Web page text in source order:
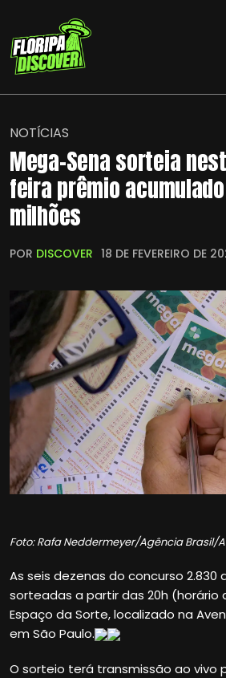
NOTÍCIAS
Mega-Sena sorteia
feira prêmio
milhões
POR DISCOVER 18 DE FEVEREIRO DE
Foto: Rafa Neddermeyer/Agência Brasil/
As seis dezenas do concurso 2.830
sorteadas a partir das 20h (horário
Espaço da Sorte, localizado na
em São Paulo.
O sorteio terá transmissão ao vivo